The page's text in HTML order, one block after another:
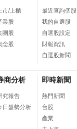
市/上櫃
業股
團股
念股
最近查詢個股
我的自選股
自選股設定
財報資訊
自選股新聞
商分析
究報告
日盤勢分析
即時新聞
熱門新聞
台股
產業